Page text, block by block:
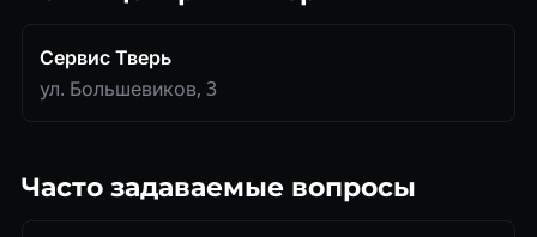
Сервис Тверь
ул. Большевиков, 3
Часто задаваемые вопросы